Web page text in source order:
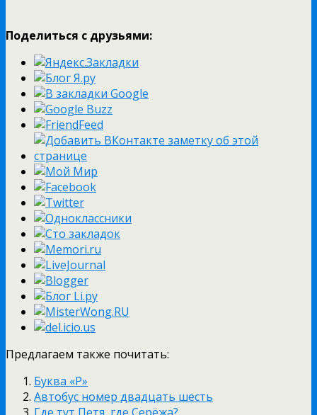
Поделиться с друзьями:
Предлагаем также почитать:
Буква «Р»
Автобус номер двадцать шесть